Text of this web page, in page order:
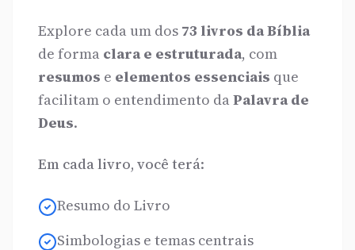
Explore cada um dos 73 livros da Bíblia
de forma clara e estruturada, com
resumos e elementos essenciais que
facilitam o entendimento daPalavra de
Deus.
Em cada livro, você terá:
Resumo do Livro
Simbologias e temas centrais